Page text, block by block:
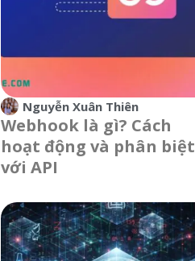
Nguyễn Xuân Thiên
Webhook là gì? Cách
hoạt động và phân biệt
với API